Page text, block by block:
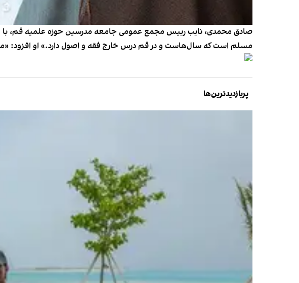
صادق محمدی، نایب رییس مجمع عمومی جامعه مدرسین حوزه علمیه قم، با
مسلم است که سال‌هاست و در قم درس خارج فقه و اصول دارد.» او افزود:
پربازدیدترین‌ها